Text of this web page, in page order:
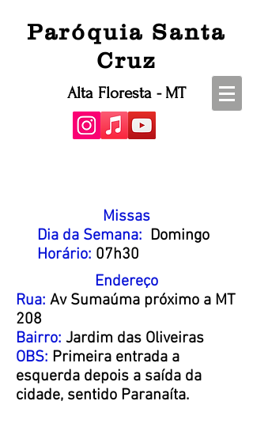
Paróquia Santa
Cruz
Alta Floresta - MT
Missas
Dia da Semana: Domingo
Horário: 07h30
Endereço
Rua: Av Sumaúma próximo a MT
208
Bairro: Jardim das Oliveiras
OBS: Primeira entrada a
esquerda depois a saída da
cidade, sentido Paranaíta.